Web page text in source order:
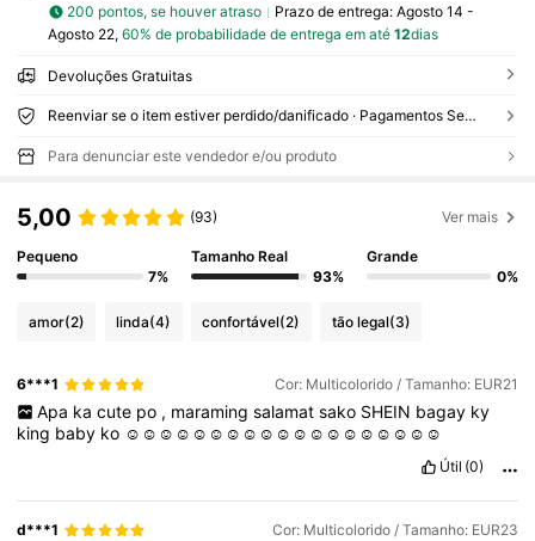
200 pontos, se houver atraso Prazo de entrega: Agosto 14 -
Agosto 22, 60% de probabilidade de entrega em até 12dias
Devoluções Gratuitas
Reenviar se o item estiver perdido/danificado · Pagamentos Seguros · Proteção de privacidade
Para denunciar este vendedor e/ou produto
5,00 (93) Ver mais
Pequeno
7%
Tamanho Real
93%
Grande
0%
amor(2) linda(4) confortável(2) tão legal(3)
6***1 Cor: Multicolorido / Tamanho: EUR21
Apa ka cute po , maraming salamat sako SHEIN bagay ky
king baby ko ☺️☺️☺️☺️☺️☺️☺️☺️☺️☺️☺️☺️☺️☺️☺️☺️☺️☺️☺️
Útil (0)
d***1 Cor: Multicolorido / Tamanho: EUR23